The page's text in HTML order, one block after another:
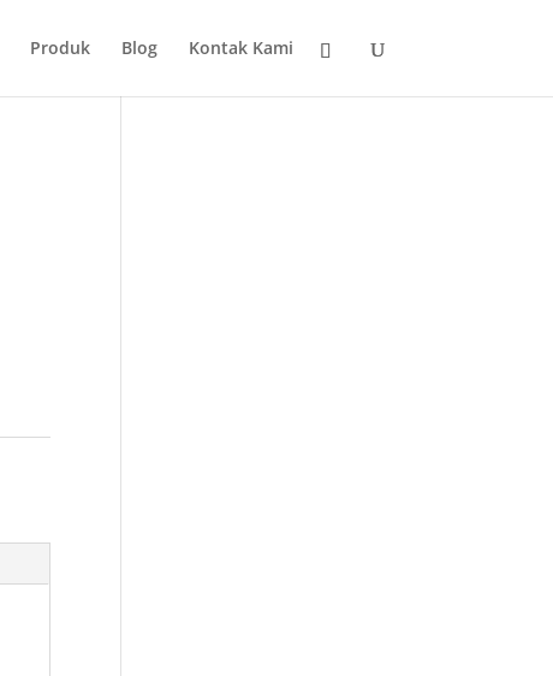
Produk Blog Kontak Kami